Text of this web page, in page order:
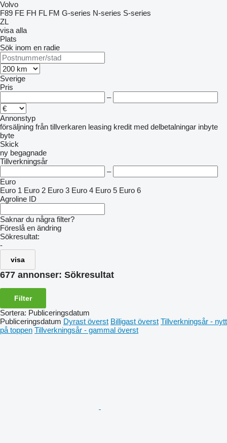
Volvo
F89 FE FH FL FM G-series N-series S-series
ZL
visa alla
Plats
Sök inom en radie
Sverige
Pris
–
Annonstyp
försäljning från tillverkaren leasing kredit med delbetalningar inbyte
byte
Skick
ny begagnade
Tillverkningsår
–
Euro
Euro 1 Euro 2 Euro 3 Euro 4 Euro 5 Euro 6
Agroline ID
Saknar du några filter?
Föreslå en ändring
Sökresultat:
-
visa
677 annonser: Sökresultat
Filter
Sortera: Publiceringsdatum
Publiceringsdatum Dyrast överst Billigast överst Tillverkningsår - nytt
på toppen Tillverkningsår - gammal överst